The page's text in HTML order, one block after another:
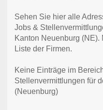
Sehen Sie hier alle
Jobs &
Kanton Neuenburg
Liste der Firmen.
Keine Einträge im
Stellenvermittlungen für
(Neuenburg)